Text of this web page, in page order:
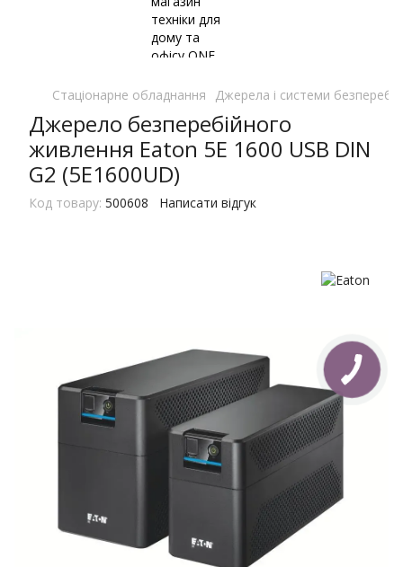
Стаціонарне обладнання Джерела і системи
Джерело безперебiйного
живлення Eaton 5E 1600 USB DIN
G2 (5E1600UD)
Код товару: 500608 Написати відгук